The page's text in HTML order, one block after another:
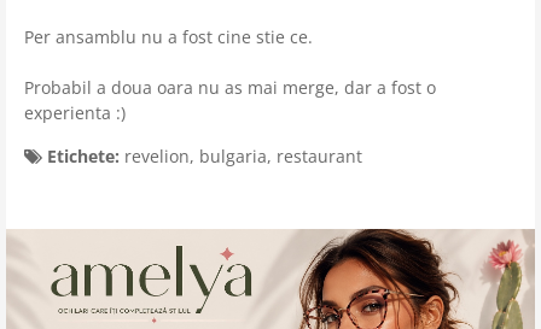
Per ansamblu nu a fost cine stie ce.
Probabil a doua oara nu as mai merge, dar a fost o
experienta :)
Etichete: revelion, bulgaria, restaurant